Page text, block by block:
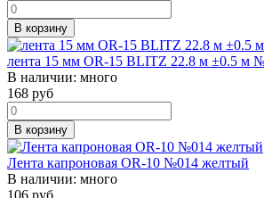
В корзину
лента 15 мм OR-15 BLITZ 22.8 м ±0.5 м
В наличии: много
168 руб
В корзину
Лента капроновая OR-10 №014 желтый
В наличии: много
106 руб